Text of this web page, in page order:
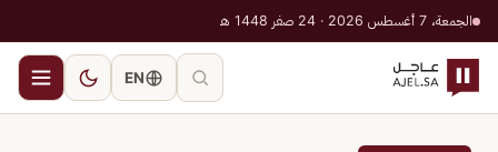
الجمعة، 7 أغسطس 2026 · 24 صفر 1448 هـ
EN